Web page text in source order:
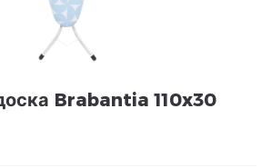
Brabantia 110x30